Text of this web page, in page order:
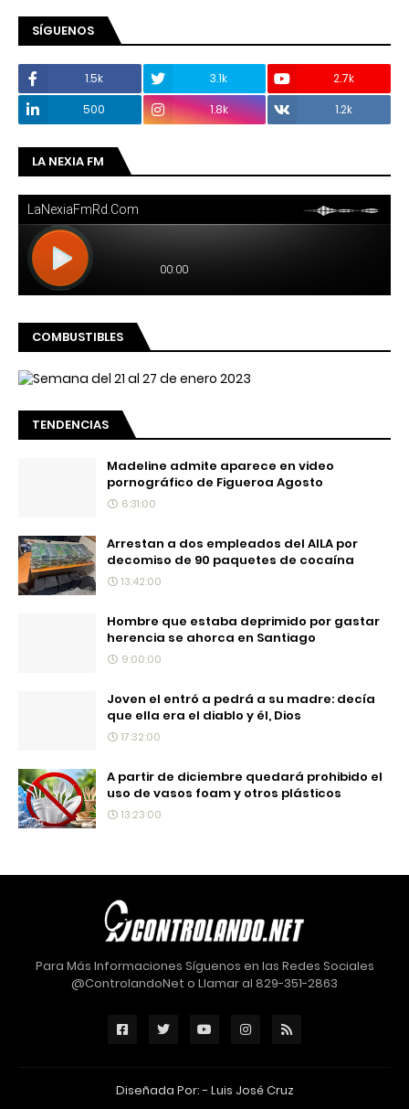
SÍGUENOS
1.5k 3.1k
2.7k
500
1.8k 1.2k
LA NEXIA FM
COMBUSTIBLES
TENDENCIAS
Madeline admite aparece en video
pornográfico de Figueroa Agosto
6:31:00
Arrestan a dos empleados del AILA por
decomiso de 90 paquetes de cocaína
13:42:00
Hombre que estaba deprimido por gastar
herencia se ahorca en Santiago
9:00:00
Joven el entró a pedrá a su madre: decía
que ella era el diablo y él, Dios
17:32:00
A partir de diciembre quedará prohibido el
uso de vasos foam y otros plásticos
13:23:00
Para Más Informaciones Síguenos en las Redes Sociales
@ControlandoNet o Llamar al 829-351-2863
Diseñada Por: - Luis José Cruz